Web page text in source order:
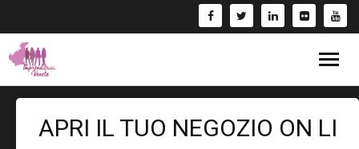
APRI IL TUO NEGOZIO ON LI